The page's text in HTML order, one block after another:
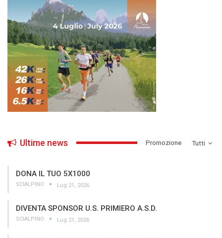
Tutti
Ultime news ­Promozione
DONA IL TUO 5X1000
SCIALPINO Lug 21, 2026
DIVENTA SPONSOR U.S. PRIMIERO A.S.D.
SCIALPINO Lug 21, 2026